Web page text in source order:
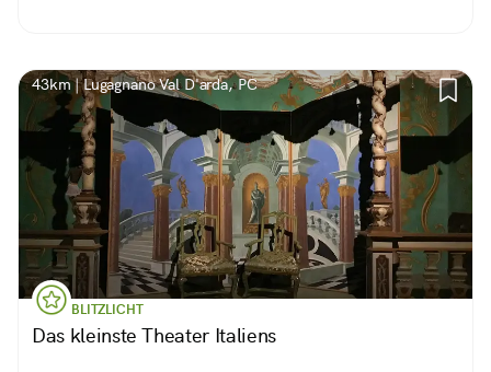
43km | Lugagnano Val D'arda, PC
BLITZLICHT
Das kleinste Theater Italiens